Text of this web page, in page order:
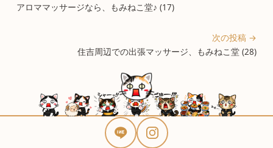
アロママッサージなら、もみねこ堂♪ (17)
次の投稿 →
住吉周辺での出張マッサージ、もみねこ堂 (28)